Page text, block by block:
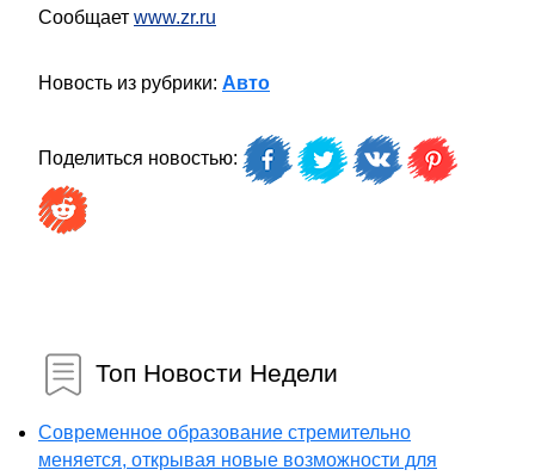
Сообщает www.zr.ru
Новость из рубрики: Авто
Поделиться новостью:
Топ Новости Недели
Современное образование стремительно
меняется, открывая новые возможности для